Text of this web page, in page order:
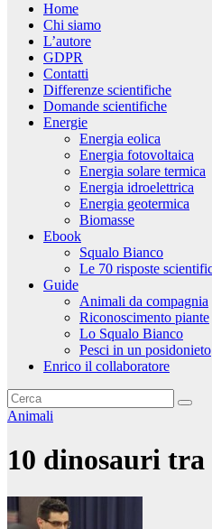
Home
Chi siamo
L’autore
GDPR
Contatti
Differenze scientifiche
Domande scientifiche
Energie
Energia eolica
Energia fotovoltaica
Energia solare termica
Energia idroelettrica
Energia geotermica
Biomasse
Ebook
Squalo Bianco
Le 70 risposte
Guide
Animali da compagnia
Riconoscimento piante
Lo Squalo Bianco
Pesci in un posidonieto
Enrico il collaboratore
Animali
10 dinosauri